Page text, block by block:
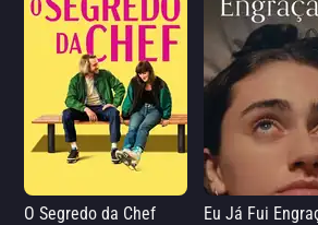
O Segredo da Chef
Eu Já Fui